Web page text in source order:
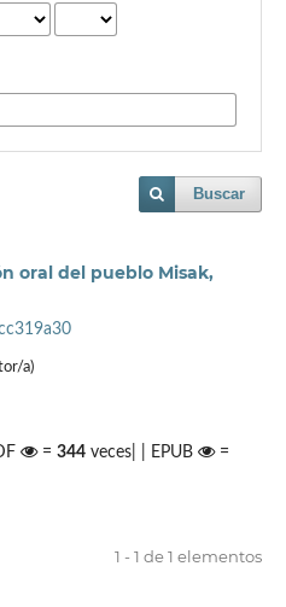
Buscar
oral del pueblo Misak,
a)
= 344veces| | EPUB
=
1 - 1 de 1 elementos